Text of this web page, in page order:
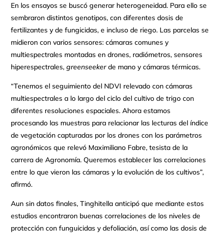
En los ensayos se buscó generar heterogeneidad. Para ello se
sembraron distintos genotipos, con diferentes dosis de
fertilizantes y de fungicidas, e incluso de riego. Las parcelas se
midieron con varios sensores: cámaras comunes y
multiespectrales montadas en drones, radiómetros, sensores
hiperespectrales,greenseekerde mano y cámaras térmicas.
“Tenemos el seguimiento del NDVI relevado con cámaras
multiespectrales a lo largo del ciclo del cultivo de trigo con
diferentes resoluciones espaciales. Ahora estamos
procesando las muestras para relacionar las lecturas del índice
de vegetación capturadas por los drones con los parámetros
agronómicos que relevó Maximiliano Fabre, tesista de la
carrera de Agronomía. Queremos establecer las correlaciones
entre lo que vieron las cámaras y la evolución de los cultivos”,
afirmó.
Aun sin datos finales, Tinghitella anticipó que mediante estos
estudios encontraron buenas correlaciones de los niveles de
protección con funguicidas y defoliación, así como las dosis de